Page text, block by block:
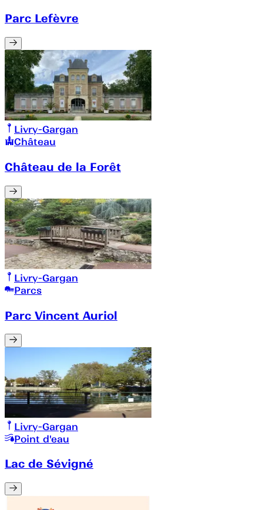
Parc Lefèvre
Livry-Gargan
Château
Château de la Forêt
Livry-Gargan
Parcs
Parc Vincent Auriol
Livry-Gargan
Point d'eau
Lac de Sévigné